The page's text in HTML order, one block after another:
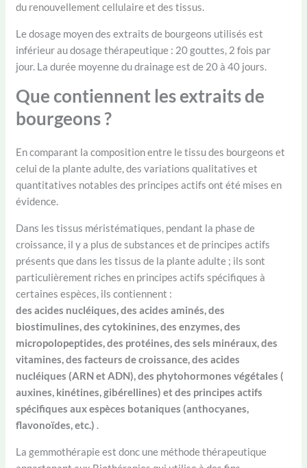
du renouvellement cellulaire et des tissus.
Le dosage moyen des extraits de bourgeons utilisés est
inférieur au dosage thérapeutique : 20 gouttes, 2 fois par
jour. La durée moyenne du drainage est de 20 à 40 jours.
Que contiennent les extraits de
bourgeons ?
En comparant la composition entre le tissu des bourgeons et
celui de la plante adulte, des variations qualitatives et
quantitatives notables des principes actifs ont été mises en
évidence.
Dans les tissus méristématiques, pendant la phase de
croissance, il y a plus de substances et de principes actifs
présents que dans les tissus de la plante adulte ; ils sont
particulièrement riches en principes actifs spécifiques à
certaines espèces, ils contiennent :
des acides nucléiques, des acides aminés, des
biostimulines, des cytokinines, des enzymes, des
micropolopeptides, des protéines, des sels minéraux, des
vitamines, des facteurs de croissance, des acides
nucléiques (ARN et ADN), des phytohormones végétales (
auxines, kinétines, gibérellines) et des principes actifs
spécifiques aux espèces botaniques (anthocyanes,
flavonoïdes, etc.) .
La gemmothérapie est donc une méthode thérapeutique